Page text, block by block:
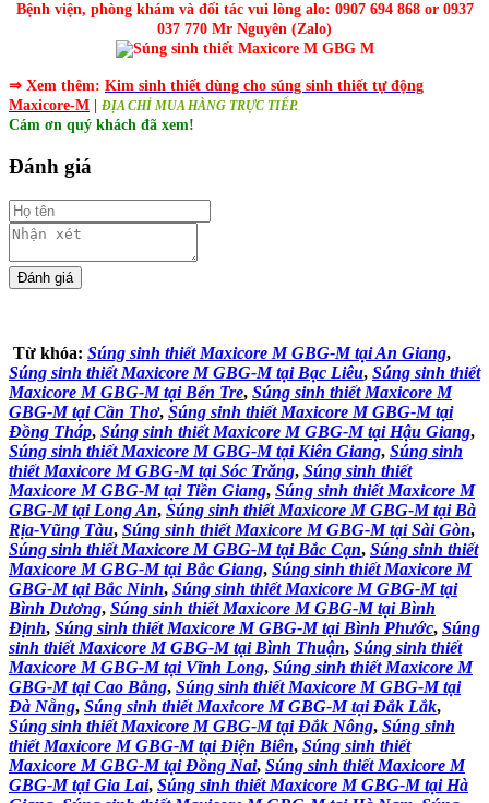
Bệnh viện, phòng khám và đối tác vui lòng alo: 0907 694 868 or 0937
037 770 Mr Nguyên (Zalo)
⇒ Xem thêm: Kim sinh thiết dùng cho súng sinh thiết tự động
Maxicore-M
ĐỊA CHỈ MUA HÀNG TRỰC TIẾP.
Cám ơn quý khách đã xem!
Đánh giá
Từ khóa: Súng sinh thiết Maxicore M GBG-M tại An Giang,
Súng sinh thiết Maxicore M GBG-M tại Bạc Liêu, Súng sinh thiết
Maxicore M GBG-M tại Bến Tre, Súng sinh thiết Maxicore M
GBG-M tại Cần Thơ, Súng sinh thiết Maxicore M GBG-M tại
Đồng Tháp, Súng sinh thiết Maxicore M GBG-M tại Hậu Giang,
Súng sinh thiết Maxicore M GBG-M tại Kiên Giang, Súng sinh
thiết Maxicore M GBG-M tại Sóc Trăng, Súng sinh thiết
Maxicore M GBG-M tại Tiền Giang, Súng sinh thiết Maxicore M
GBG-M tại Long An, Súng sinh thiết Maxicore M GBG-M tại Bà
Rịa-Vũng Tàu, Súng sinh thiết Maxicore M GBG-M tại Sài Gòn,
Súng sinh thiết Maxicore M GBG-M tại Bắc Cạn, Súng sinh thiết
Maxicore M GBG-M tại Bắc Giang, Súng sinh thiết Maxicore M
GBG-M tại Bắc Ninh, Súng sinh thiết Maxicore M GBG-M tại
Bình Dương, Súng sinh thiết Maxicore M GBG-M tại Bình
Định, Súng sinh thiết Maxicore M GBG-M tại Bình Phước, Súng
sinh thiết Maxicore M GBG-M tại Bình Thuận, Súng sinh thiết
Maxicore M GBG-M tại Vĩnh Long, Súng sinh thiết Maxicore M
GBG-M tại Cao Bằng, Súng sinh thiết Maxicore M GBG-M tại
Đà Nẵng, Súng sinh thiết Maxicore M GBG-M tại Đắk Lắk,
Súng sinh thiết Maxicore M GBG-M tại Đắk Nông, Súng sinh
thiết Maxicore M GBG-M tại Điện Biên, Súng sinh thiết
Maxicore M GBG-M tại Đồng Nai, Súng sinh thiết Maxicore M
GBG-M tại Gia Lai, Súng sinh thiết Maxicore M GBG-M tại Hà